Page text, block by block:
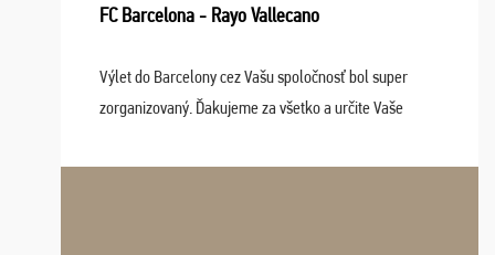
FC Barcelona - Rayo Vallecano
Výlet do Barcelony cez Vašu spoločnosť bol super
zorganizovaný. Ďakujeme za všetko a určite Vaše